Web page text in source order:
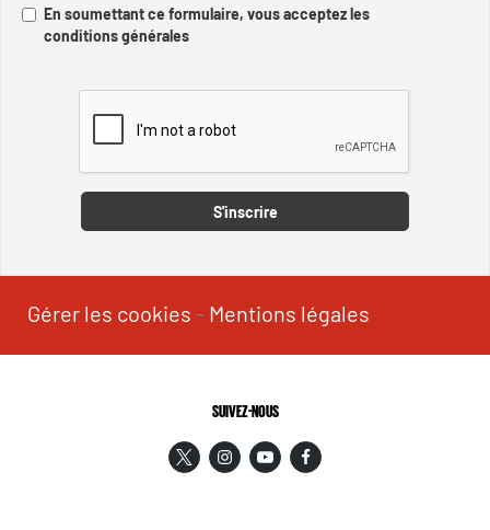
En soumettant ce formulaire, vous acceptez les
conditions générales
S'inscrire
Gérer les cookies - Mentions légales
SUIVEZ-NOUS